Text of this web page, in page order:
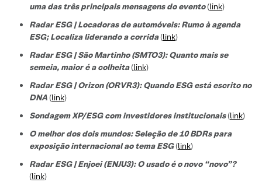
uma das três principais mensagens do evento(link)
Radar ESG | Locadoras de automóveis: Rumo à agenda
ESG; Localiza liderando a corrida(link)
Radar ESG | São Martinho (SMTO3): Quanto mais se
semeia, maior é a colheita(link)
Radar ESG | Orizon (ORVR3): Quando ESG está escrito no
DNA(link)
Sondagem XP/ESG com investidores institucionais(link)
O melhor dos dois mundos: Seleção de 10 BDRs para
exposição internacional ao tema ESG(link)
Radar ESG | Enjoei (ENJU3): O usado é o novo “novo”?
(link)